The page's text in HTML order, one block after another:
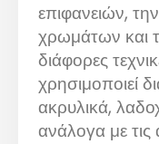
επιφανειών,
χρωμάτων και
διάφορες
χρησιμοποιεί
ακρυλικά,
ανάλογα με